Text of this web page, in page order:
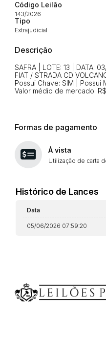
Código Leilão
143/2026
Tipo
Extrajudicial
Descrição
SAFRA | LOTE: 13 | DATA:
FIAT / STRADA CD
Possui Chave: SIM | Possui
Valor médio de mercado:
Formas de pagamento
À vista
Utilização de carta
Histórico de Lances
Data
05/06/2026 07:59:20